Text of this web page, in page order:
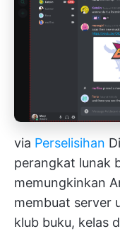
via Perselisihan
perangkat lunak
memungkinkan
membuat server
klub buku, kelas